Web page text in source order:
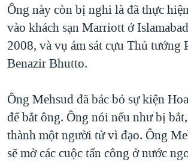
Ông này còn bị nghi là đã thực
vào khách sạn Marriott ở
2008, và vụ ám sát cựu Thủ tướng
Benazir Bhutto.
Ông Mehsud đã bác bỏ sự kiện
để bắt ông. Ông nói nếu như bị
thành một người tử vì đạo. Ông
sẽ mở các cuộc tấn công ở nước